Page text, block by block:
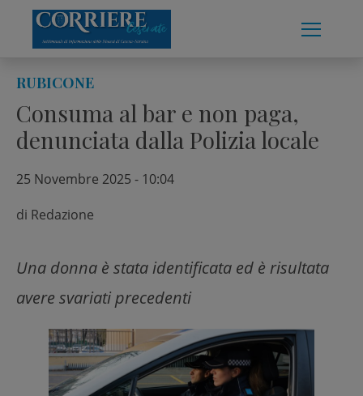
content
RUBICONE
Consuma al bar e non paga,
denunciata dalla Polizia locale
25 Novembre 2025 - 10:04
di Redazione
Una donna è stata identificata ed è risultata
avere svariati precedenti